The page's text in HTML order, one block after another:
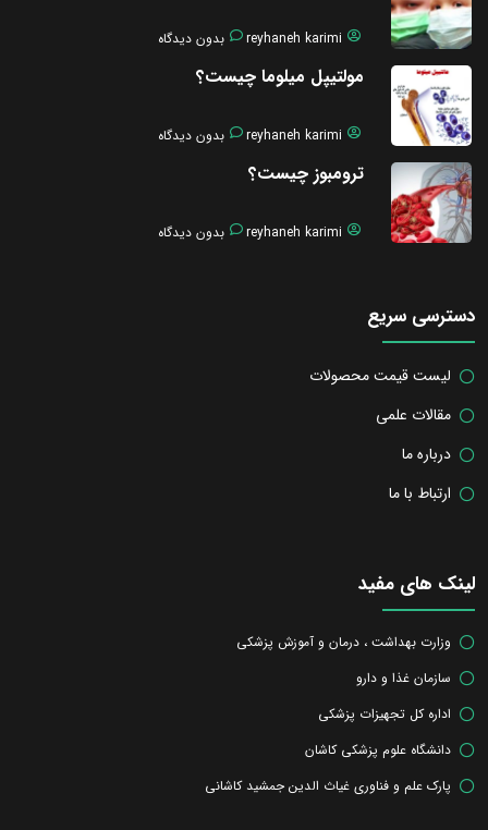
reyhaneh karimi بدون دیدگاه
مولتیپل میلوما چیست؟
reyhaneh karimi بدون دیدگاه
ترومبوز چیست؟
reyhaneh karimi بدون دیدگاه
دسترسی سریع
لیست قیمت محصولات
مقالات علمی
درباره ما
ارتباط با ما
لینک های مفید
وزارت بهداشت ، درمان و آموزش پزشکی
سازمان غذا و دارو
اداره کل تجهیزات پزشکی
دانشگاه علوم پزشکی کاشان
پارک علم و فناوری غیاث الدین جمشید کاشانی